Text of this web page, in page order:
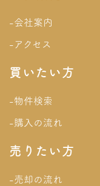
-会社案内
-アクセス
買いたい方
-物件検索
-購入の流れ
売りたい方
-売却の流れ